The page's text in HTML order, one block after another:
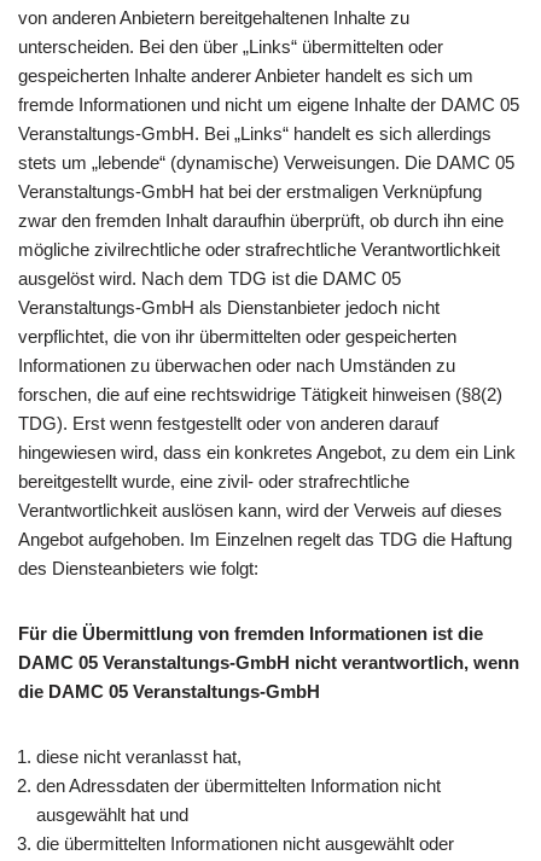
von anderen Anbietern bereitgehaltenen Inhalte zu
unterscheiden. Bei den über „Links“ übermittelten oder
gespeicherten Inhalte anderer Anbieter handelt es sich um
fremde Informationen und nicht um eigene Inhalte der DAMC 05
Veranstaltungs-GmbH. Bei „Links“ handelt es sich allerdings
stets um „lebende“ (dynamische) Verweisungen. Die DAMC 05
Veranstaltungs-GmbH hat bei der erstmaligen Verknüpfung
zwar den fremden Inhalt daraufhin überprüft, ob durch ihn eine
mögliche zivilrechtliche oder strafrechtliche Verantwortlichkeit
ausgelöst wird. Nach dem TDG ist die DAMC 05
Veranstaltungs-GmbH als Dienstanbieter jedoch nicht
verpflichtet, die von ihr übermittelten oder gespeicherten
Informationen zu überwachen oder nach Umständen zu
forschen, die auf eine rechtswidrige Tätigkeit hinweisen (§8(2)
TDG). Erst wenn festgestellt oder von anderen darauf
hingewiesen wird, dass ein konkretes Angebot, zu dem ein Link
bereitgestellt wurde, eine zivil- oder strafrechtliche
Verantwortlichkeit auslösen kann, wird der Verweis auf dieses
Angebot aufgehoben. Im Einzelnen regelt das TDG die Haftung
des Diensteanbieters wie folgt:
Für die Übermittlung von fremden Informationen ist die
DAMC 05 Veranstaltungs-GmbH nicht verantwortlich, wenn
die DAMC 05 Veranstaltungs-GmbH
diese nicht veranlasst hat,
den Adressdaten der übermittelten Information nicht
ausgewählt hat und
die übermittelten Informationen nicht ausgewählt oder